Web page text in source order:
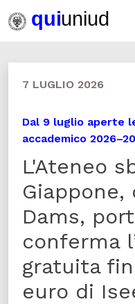
7 LUGLIO 2026
Dal 9 luglio aperte
accademico
L'Ateneo
Dams,
conferma
gratuita
euro di